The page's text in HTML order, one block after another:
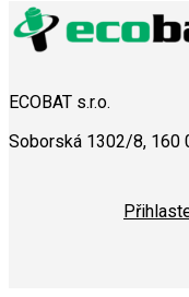
ECOBAT s.r.o.
Soborská 1302/8, 160